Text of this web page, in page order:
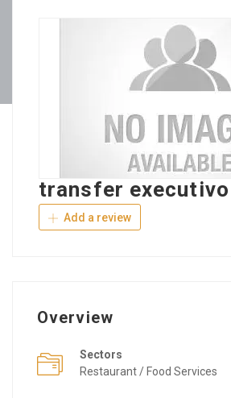
transfer executivo
Add a review
Overview
Sectors
Restaurant / Food Services